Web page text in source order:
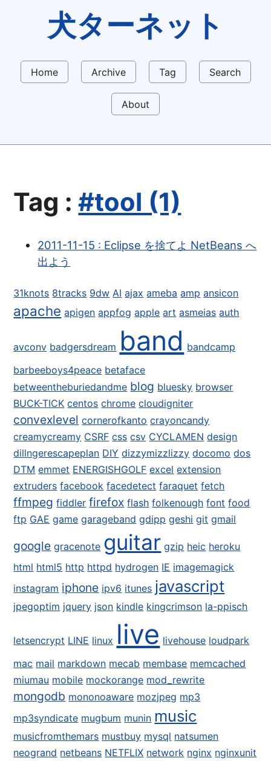
犬ターネット
Home Archive Tag Search
About
Tag :#tool (1)
2011-11-15 : Eclipse を捨てよ NetBeans へ
出よう
31knots 8tracks 9dw AI ajax ameba amp ansicon
apache apigen appfog apple art asmeias auth
avconv badgersdream band bandcamp
barbeeboys4peace betaface
betweentheburiedandme blog bluesky browser
BUCK-TICK centos chrome cloudigniter
convexlevel cornerofkanto crayoncandy
creamycreamy CSRF css csv CYCLAMEN design
dillngerescapeplan DIY dizzymizzlizzy docomo dos
DTM emmet ENERGISHGOLF excel extension
extruders facebook facedetect faraquet fetch
ffmpeg fiddler firefox flash folkenough font food
ftp GAE game garageband gdipp geshi git gmail
google gracenote guitar gzip heic heroku
html html5 http httpd hydrogen IE imagemagick
instagram iphone ipv6 itunes javascript
jpegoptim jquery json kindle kingcrimson la-ppisch
letsencrypt LINE linux live livehouse loudpark
mac mail markdown mecab membase memcached
miumau mobile mockorange mod_rewrite
mongodb mononoaware mozjpeg mp3
mp3syndicate mugbum munin music
musicfromthemars mustbuy mysql natsumen
neogrand netbeans NETFLIX network nginx nginxunit